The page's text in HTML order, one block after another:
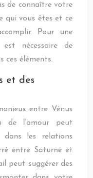
de connaître votre
qui vous êtes et ce
Pour une
nécessaire de
ces éléments.
et des
entre Vénus
de l’amour peut
les relations
entre Saturne et
peut suggérer des